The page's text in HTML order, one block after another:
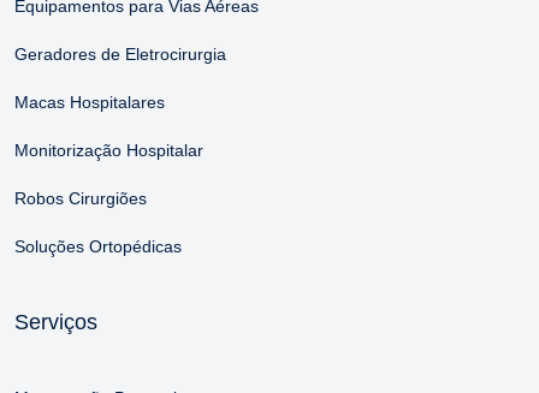
Equipamentos para Vias Aéreas
Geradores de Eletrocirurgia
Macas Hospitalares
Monitorização Hospitalar
Robos Cirurgiões
Soluções Ortopédicas
Serviços